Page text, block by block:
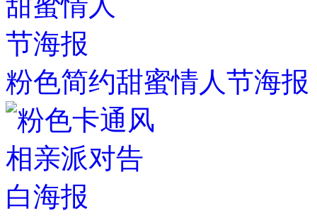
粉色简约甜蜜情人节海报